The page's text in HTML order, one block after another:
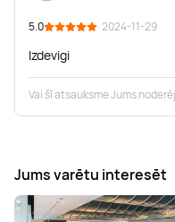
5.0 · 2024-11-29
Izdevigi
Vai šī atsauksme Jums
Jums varētu interesēt